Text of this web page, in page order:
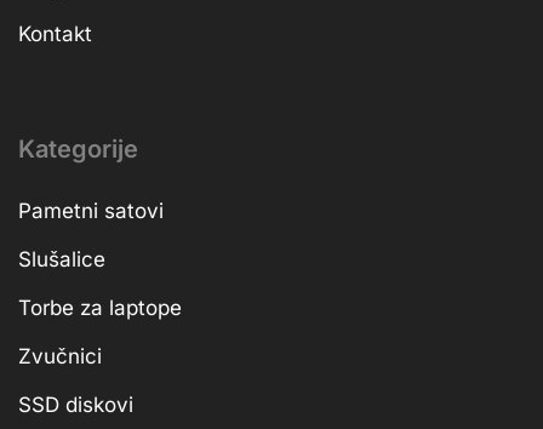
Kontakt
Kategorije
Pametni satovi
Slušalice
Torbe za laptope
Zvučnici
SSD diskovi